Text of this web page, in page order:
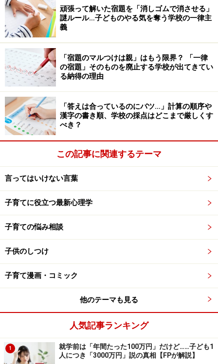
いう褒め方はしません。
「一生懸命努力しているし、よく頑張っているね。私も
何か頑張ろうかな」と、子どもの努力や成長にスポット
を当てます。
また、子どもが調子に乗ってしまった場合でも、冷静に
対応します。
「あなたが一生懸命努力している姿を見ると、本当にう
れしい。でも、わたしは、1番だったから褒めているわ
けではないの。目標に向かっていつも頑張っているか
ら、すごいって言っているんだよ」
す。
報酬によって強化されると、その行動の頻度が増加する
という考え方です。褒美はよくない、与えるにしても、
みんなで喜べるものがいいということです。
ここでお伝えしたいのは、「負の強化」です。
「みんなである子にいじわるしていると、楽しい」「よ
く寝坊していると、それが当たり前になって毎日ぎりぎ
りまで寝ていたい」「努力していないのにいい結果が出
頑張って解いた宿題を「消しゴムで消させる」
謎ルール…子どものやる気を奪う学校の一律主
義
「宿題のマルつけは親」はもう限界？ 「一律
の宿題」そのものを廃止する学校が出てきてい
る納得の理由
「答えは合っているのにバツ…」計算の順序や
漢字の書き順、学校の採点はどこまで厳しくす
べき？
この記事に関連するテーマ
言ってはいけない言葉
子育てに役立つ最新心理学
子育ての悩み相談
子供のしつけ
子育て漫画・コミック
他のテーマも見る
人気記事ランキング
1
就学前は「年間たった100万円」だけど……子ども1
人につき「3000万円」説の真相【FPが解説】